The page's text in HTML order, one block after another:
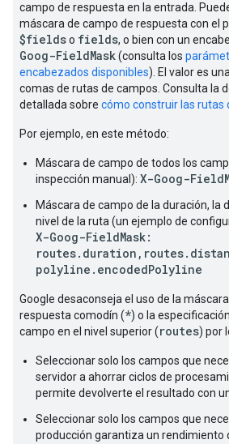
campo de respuesta en la entrada.
máscara de campo de respuesta con el
$fieldso fields, o bien con un
Goog-FieldMask(consulta los
encabezados disponibles). El valor es
comas de rutas de campos. Consulta la
detallada sobre cómo construir las rutas
Por ejemplo, en este método:
Máscara de campo de todos los
inspección manual): X-Goog-
Máscara de campo de la duración, la
nivel de la ruta (un ejemplo de
X-Goog-FieldMask:
polyline.encodedPolyline
Google desaconseja el uso de la
respuesta comodín (*) o la
campo en el nivel superior (routes) por
Seleccionar solo los campos que
servidor a ahorrar ciclos de
permite devolverte el resultado con
Seleccionar solo los campos que
producción garantiza un rendimiento